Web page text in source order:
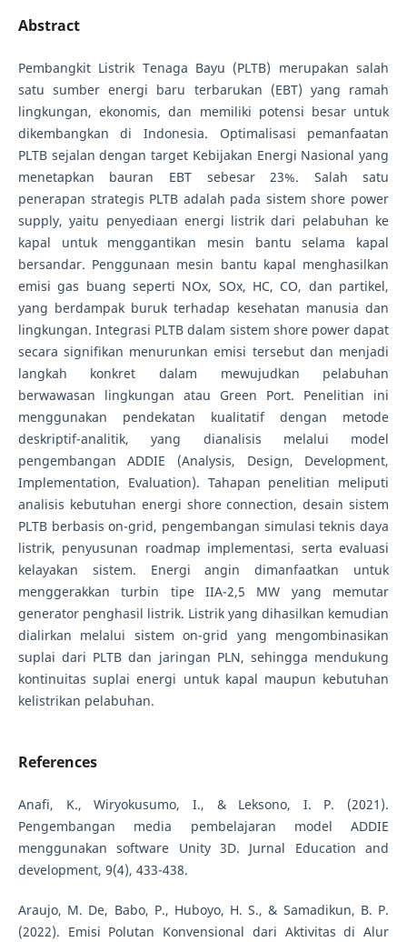
Abstract
Pembangkit Listrik Tenaga Bayu (PLTB) merupakan salah
satu sumber energi baru terbarukan (EBT) yang ramah
lingkungan, ekonomis, dan memiliki potensi besar untuk
dikembangkan di Indonesia. Optimalisasi pemanfaatan
PLTB sejalan dengan target Kebijakan Energi Nasional yang
menetapkan bauran EBT sebesar 23%. Salah satu
penerapan strategis PLTB adalah pada sistem shore power
supply, yaitu penyediaan energi listrik dari pelabuhan ke
kapal untuk menggantikan mesin bantu selama kapal
bersandar. Penggunaan mesin bantu kapal menghasilkan
emisi gas buang seperti NOx, SOx, HC, CO, dan partikel,
yang berdampak buruk terhadap kesehatan manusia dan
lingkungan. Integrasi PLTB dalam sistem shore power dapat
secara signifikan menurunkan emisi tersebut dan menjadi
langkah konkret dalam mewujudkan pelabuhan
berwawasan lingkungan atau Green Port. Penelitian ini
menggunakan pendekatan kualitatif dengan metode
deskriptif-analitik, yang dianalisis melalui model
pengembangan ADDIE (Analysis, Design, Development,
Implementation, Evaluation). Tahapan penelitian meliputi
analisis kebutuhan energi shore connection, desain sistem
PLTB berbasis on-grid, pengembangan simulasi teknis daya
listrik, penyusunan roadmap implementasi, serta evaluasi
kelayakan sistem. Energi angin dimanfaatkan untuk
menggerakkan turbin tipe IIA-2,5 MW yang memutar
generator penghasil listrik. Listrik yang dihasilkan kemudian
dialirkan melalui sistem on-grid yang mengombinasikan
suplai dari PLTB dan jaringan PLN, sehingga mendukung
kontinuitas suplai energi untuk kapal maupun kebutuhan
kelistrikan pelabuhan.
References
Anafi, K., Wiryokusumo, I., & Leksono, I. P. (2021).
Pengembangan media pembelajaran model ADDIE
menggunakan software Unity 3D. Jurnal Education and
development, 9(4), 433-438.
Araujo, M. De, Babo, P., Huboyo, H. S., & Samadikun, B. P.
(2022). Emisi Polutan Konvensional dari Aktivitas di Alur